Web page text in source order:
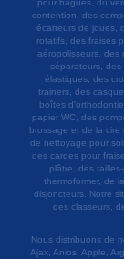
pour bagues, du
contention, des
écarteurs de joues,
rotatifs, des fraises
aéropolisseurs, des
séparateurs,
élastiques, des
trainers, des
boîtes
papier WC, des
brossage et de la
de nettoyage pour
des cardes pour
plâtre, des
thermoformer, de
disjoncteurs. Notre
des classeurs,
Nous distribuons de
Ajax, Anios, Apple,